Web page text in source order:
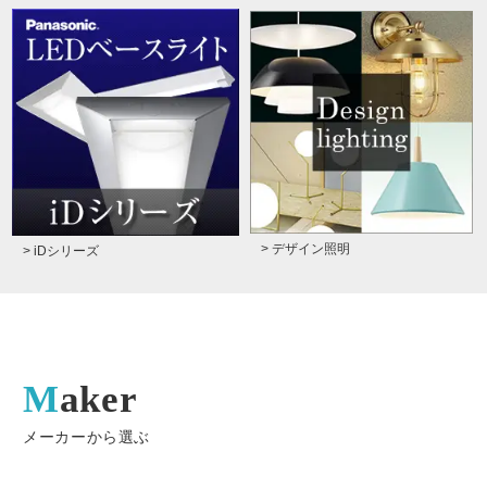
> iDシリーズ > デザイン照明
Maker
メーカーから選ぶ